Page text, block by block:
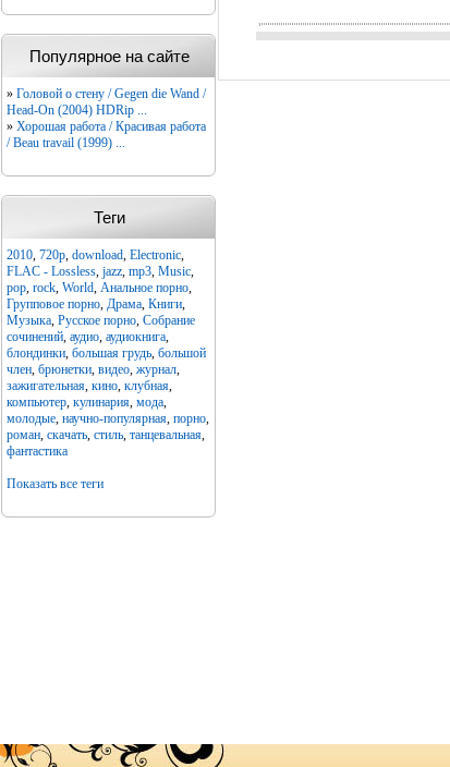
Популярное на сайте
» Головой о стену / Gegen die Wand /
Head-On (2004) HDRip ...
» Хорошая работа / Красивая работа
/ Beau travail (1999) ...
Теги
2010, 720p, download, Electronic,
FLAC - Lossless, jazz, mp3, Music,
pop, rock, World, Анальное порно,
Групповое порно, Драма, Книги,
Музыка, Русское порно, Собрание
сочинений, аудио, аудиокнига,
блондинки, большая грудь, большой
член, брюнетки, видео, журнал,
зажигательная, кино, клубная,
компьютер, кулинария, мода,
молодые, научно-популярная, порно,
роман, скачать, стиль, танцевальная,
фантастика
Показать все теги